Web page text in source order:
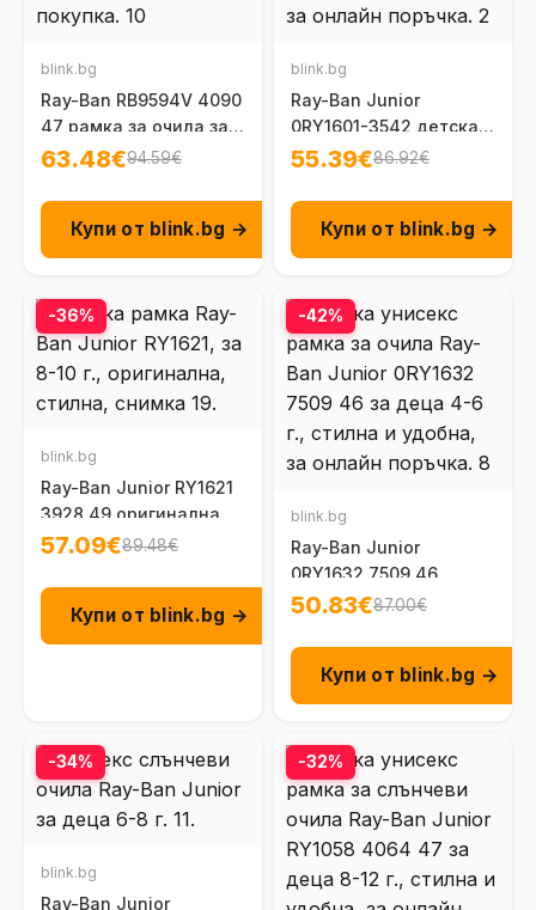
blink.bg
Ray-Ban RB9594V 4090
47 рамка за очила за
деца на 8 - 14 г.
63.48€94.59€
Купи от blink.bg →
blink.bg
Ray-Ban Junior
0RY1601-3542 детска
рамка за очила 8-12 г.
55.39€86.92€
Купи от blink.bg →
-36%
blink.bg
Ray-Ban Junior RY1621
3928 49 оригинална
детска рамка за очила
57.09€89.48€
Купи от blink.bg →
-42%
blink.bg
Ray-Ban Junior
0RY1632 7509 46
детска унисекс рамка
50.83€87.00€
Купи от blink.bg →
-34%
blink.bg
Ray-Ban Junior
-32%